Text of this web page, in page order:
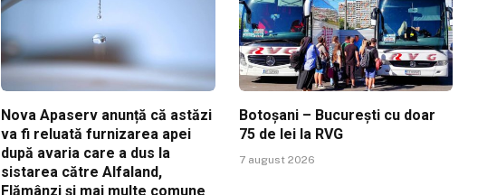
Nova Apaserv anunță că astăzi
va fi reluată furnizarea apei
după avaria care a dus la
sistarea către Alfaland,
Flămânzi și mai multe comune
Botoșani – București cu doar
75 de lei la RVG
7 august 2026